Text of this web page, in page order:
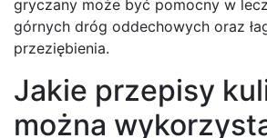
gryczany może być pomocny w
górnych dróg oddechowych oraz
przeziębienia.
Jakie przepisy
można